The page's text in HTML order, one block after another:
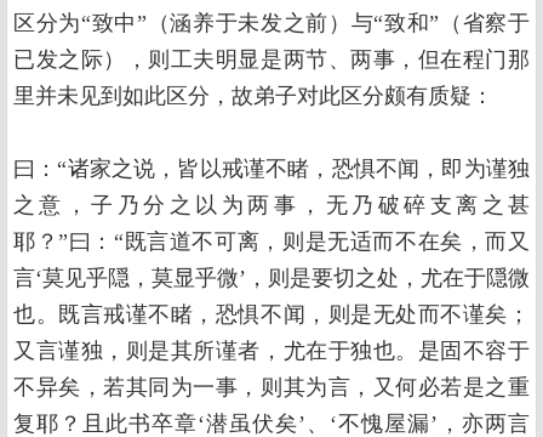
区分为“致中”（涵养于未发之前）与“致和”（省察于
已发之际），则工夫明显是两节、两事，但在程门那
里并未见到如此区分，故弟子对此区分颇有质疑：
曰：“诸家之说，皆以戒谨不睹，恐惧不闻，即为谨独
之意，子乃分之以为两事，无乃破碎支离之甚
耶？”曰：“既言道不可离，则是无适而不在矣，而又
言‘莫见乎隠，莫显乎微’，则是要切之处，尤在于隠微
也。既言戒谨不睹，恐惧不闻，则是无处而不谨矣；
又言谨独，则是其所谨者，尤在于独也。是固不容于
不异矣，若其同为一事，则其为言，又何必若是之重
复耶？且此书卒章‘潜虽伏矣’、‘不愧屋漏’，亦两言